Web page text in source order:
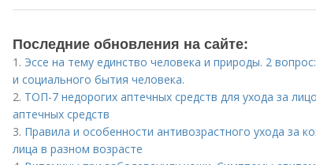
Последние обновления на сайте:
1. Эссе на тему единство человека и природы. 2
и социального бытия человека.
2. ТОП-7 недорогих аптечных средств для ухода за
аптечных средств
3. Правила и особенности антивозрастного ухода за
лица в разном возрасте